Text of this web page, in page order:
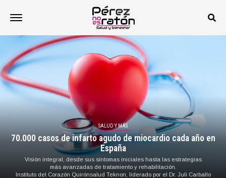
SALUD Y MÁS
70.000 casos de infarto agudo de miocardio cada año en
España
Visión integral, desde sus síntomas iniciales hasta las estrategias
más avanzadas de tratamiento y rehabilitación.
Instituto del Corazón Quirónsalud Teknon, liderado por el Dr. Juli Carballo